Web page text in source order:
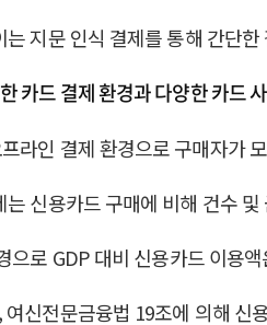
지문 인식 결제를 통해 간단
카드 결제 환경과 다양한 카드
라인 결제 환경으로 구매자가
는 신용카드 구매에 비해 건수
으로 GDP 대비 신용카드 이용
신전문금융법 19조에 의해 신